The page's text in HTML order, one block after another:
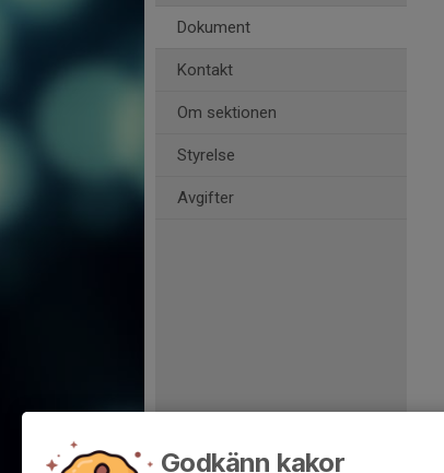
Dokument
Kontakt
Om sektionen
Styrelse
Avgifter
Godkänn kakor